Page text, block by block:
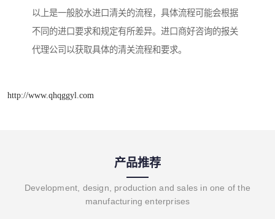
以上是一般胶水进口清关的流程，具体流程可能会根据
不同的进口要求和规定有所差异。进口商好咨询的报关
代理公司以获取具体的清关流程和要求。
http://www.qhqggyl.com
产品推荐
Development, design, production and sales in one of the
manufacturing enterprises